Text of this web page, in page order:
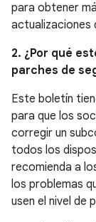
para obtener
actualizaciones
2. ¿Por qué
parches de
Este boletín
para que los
corregir un
todos los
recomienda a
los problemas
usen el nivel de